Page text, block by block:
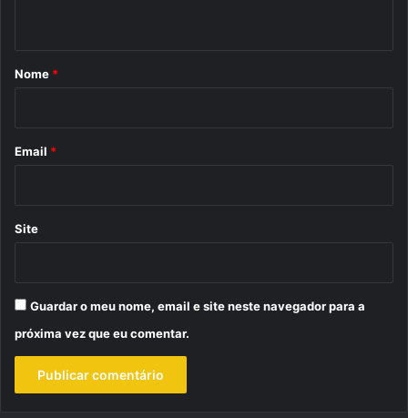
r
*
Nome *
Email *
Site
Guardar o meu nome, email e site neste navegador para a
próxima vez que eu comentar.